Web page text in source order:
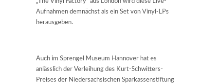
„The Vinyl Factory“ aus London wird diese Live-
Aufnahmen demnächst als ein Set von Vinyl-LPs
herausgeben.
Auch im Sprengel Museum Hannover hat es
anlässlich der Verleihung des Kurt-Schwitters-
Preises der Niedersächsischen Sparkassenstiftung